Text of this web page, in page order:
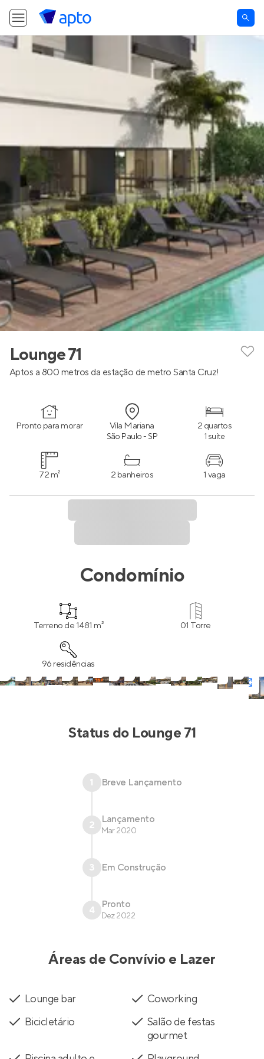
Lounge 71
Aptos a 800 metros da estação de metro Santa Cruz!
Pronto para morar Vila Mariana
São Paulo - SP
2 quartos
1 suíte
72 m² 2 banheiros 1 vaga
Condomínio
Terreno de 1481 m² 01 Torre
96 residências
Status do Lounge 71
1 Breve Lançamento
2 Lançamento
Mar 2020
3 Em Construção
4 Pronto
Dez 2022
Áreas de Convívio e Lazer
Lounge bar
Coworking
Bicicletário
Salão de festas
gourmet